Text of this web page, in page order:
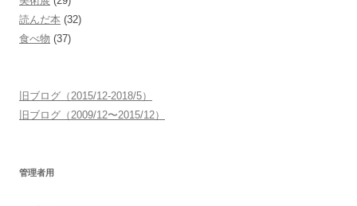
読んだ本 (32)
食べ物 (37)
旧ブログ（2015/12-2018/5）
旧ブログ（2009/12〜2015/12）
管理者用